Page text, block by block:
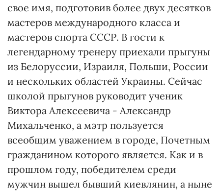
свое имя, подготовив более двух десятков
мастеров международного класса и
мастеров спорта СССР. В гости к
легендарному тренеру приехали прыгуны
из Белоруссии, Израиля, Польши, России
и нескольких областей Украины. Сейчас
школой прыгунов руководит ученик
Виктора Алексеевича - Александр
Михальченко, а мэтр пользуется
всеобщим уважением в городе, Почетным
гражданином которого является. Как и в
прошлом году, победителем среди
мужчин вышел бывший киевлянин, а ныне